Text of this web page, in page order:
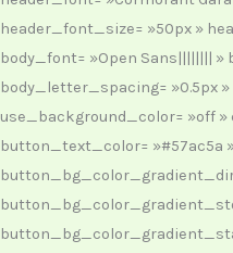
header_font_size= »50px »
body_font= »Open Sans|||||||| »
body_letter_spacing= »0.5px
use_background_color= »off
button_text_color= »#57ac5a